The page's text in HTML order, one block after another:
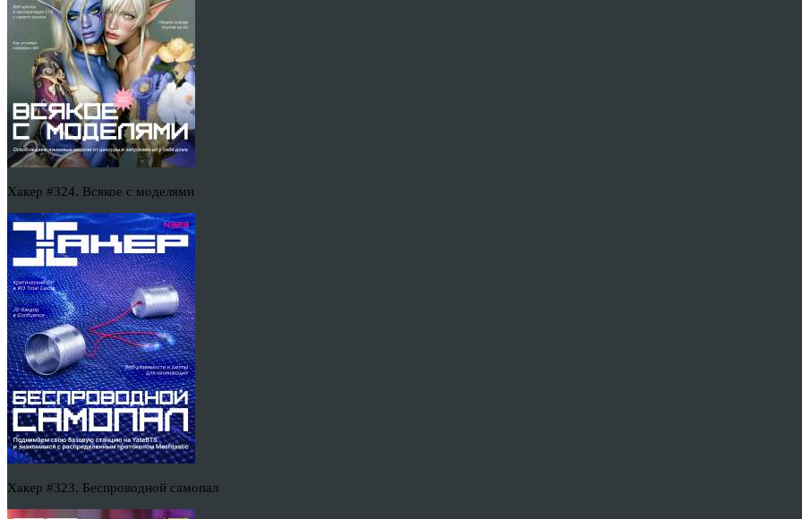
Хакер #324. Всякое с моделями
Хакер #323. Беспроводной самопал